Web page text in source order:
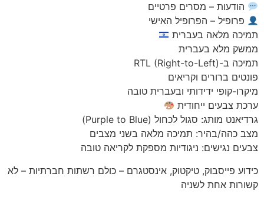
הודעות – מסרים פרטיים
פרופיל – הפרופיל האישי
תמיכה מלאה בעברית
ממשק מלא בעברית
תמיכה ב-RTL (Right-to-Left)
פונטים ברורים וקריאים
מיקרו-קופי ידידותי ובעברית טובה
ערכת צבעים ייחודית
גרדיאנט מותג: סגול לכחול (Purple to Blue)
מצב כהה/בהיר: תמיכה מלאה בשני מצבים
צבעים נגישים: ניגודיות מספקת לקריאה טובה
כידוע פייסבוק, טיקטוק, אינסטגרם – כולם רשתות חברתיות – לא
קשורות אחת לשניה